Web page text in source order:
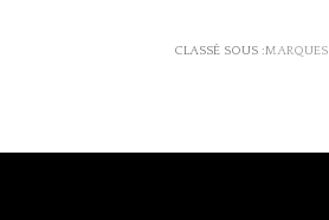
CLASSÉ SOUS :MARQUES